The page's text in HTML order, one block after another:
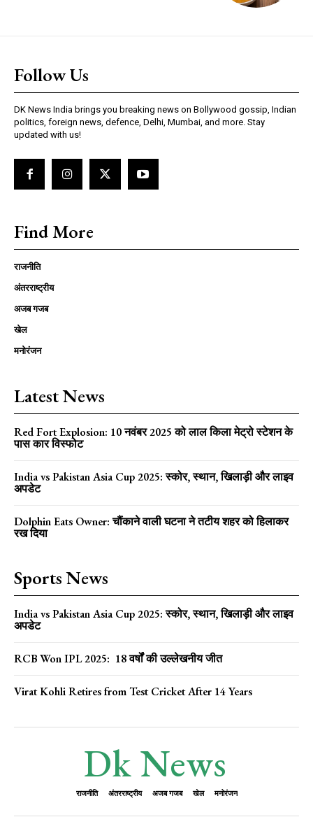
Follow Us
DK News India brings you breaking news on Bollywood gossip, Indian
politics, foreign news, defence, Delhi, Mumbai, and more. Stay
updated with us!
Find More
राजनीति
अंतरराष्ट्रीय
अजब गजब
खेल
मनोरंजन
Latest News
Red Fort Explosion: 10 नवंबर 2025 को लाल किला मेट्रो स्टेशन के
पास कार विस्फोट
India vs Pakistan Asia Cup 2025: स्कोर, स्थान, खिलाड़ी और लाइव
अपडेट
Dolphin Eats Owner: चौंकाने वाली घटना ने तटीय शहर को हिलाकर
रख दिया
Sports News
India vs Pakistan Asia Cup 2025: स्कोर, स्थान, खिलाड़ी और लाइव
अपडेट
RCB Won IPL 2025: 18 वर्षों की उल्लेखनीय जीत
Virat Kohli Retires from Test Cricket After 14 Years
Dk News
राजनीति अंतरराष्ट्रीय अजब गजब खेल मनोरंजन